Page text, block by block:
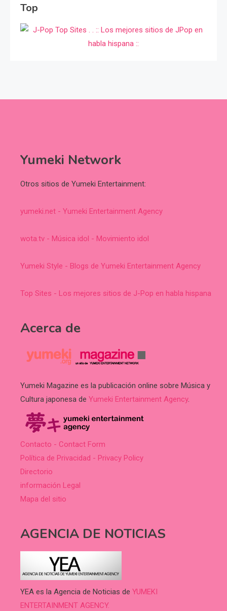
Top
Yumeki Network
Otros sitios de Yumeki Entertainment:
yumeki.net - Yumeki Entertainment Agency
wota.tv - Música idol - Movimiento idol
Yumeki Style - Blogs de Yumeki Entertainment Agency
Top Sites - Los mejores sitios de J-Pop en habla hispana
Acerca de
Yumeki Magazine es la publicación online sobre Música y
Cultura japonesa de Yumeki Entertainment Agency.
Contacto - Contact Form
Política de Privacidad - Privacy Policy
Directorio
información Legal
Mapa del sitio
AGENCIA DE NOTICIAS
YEA es la Agencia de Noticias de YUMEKI
ENTERTAINMENT AGENCY.